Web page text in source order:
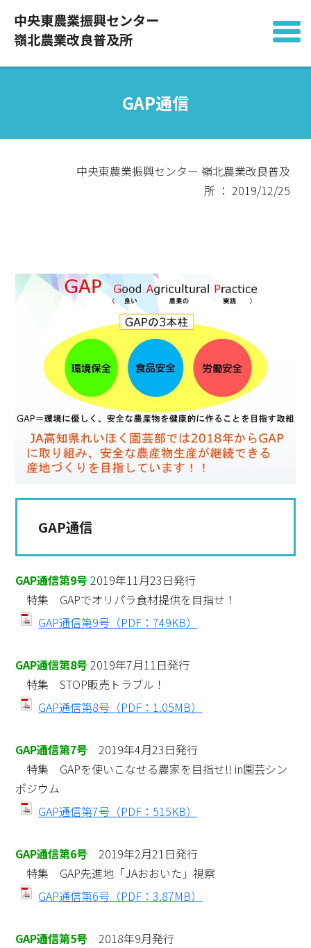
中央東農業振興センター
嶺北農業改良普及所
GAP通信
中央東農業振興センター 嶺北農業改良普及
所 ： 2019/12/25
GAP通信
GAP通信第9号2019年11月23日発行
特集 GAPでオリパラ食材提供を目指せ！
GAP通信第9号（PDF：749KB）
GAP通信第8号2019年7月11日発行
特集 STOP販売トラブル！
GAP通信第8号（PDF：1.05MB）
GAP通信第7号 2019年4月23日発行
特集 GAPを使いこなせる農家を目指せ!! in園芸シン
ポジウム
GAP通信第7号（PDF：515KB）
GAP通信第6号 2019年2月21日発行
特集 GAP先進地「JAおおいた」視察
GAP通信第6号（PDF：3.87MB）
GAP通信第5号 2018年9月発行